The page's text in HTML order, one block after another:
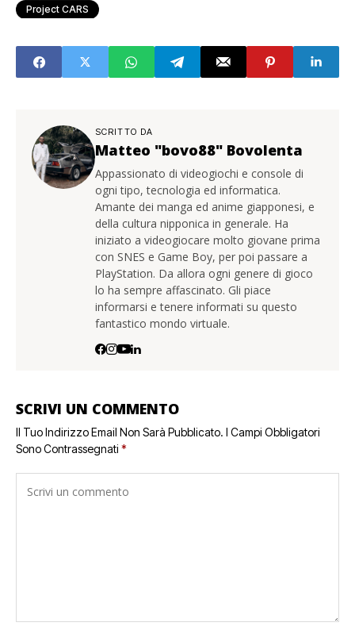
Project CARS
SCRITTO DA
Matteo "bovo88" Bovolenta
Appassionato di videogiochi e console di
ogni tipo, tecnologia ed informatica.
Amante dei manga ed anime giapponesi, e
della cultura nipponica in generale. Ha
iniziato a videogiocare molto giovane prima
con SNES e Game Boy, per poi passare a
PlayStation. Da allora ogni genere di gioco
lo ha sempre affascinato. Gli piace
informarsi e tenere informati su questo
fantastico mondo virtuale.
SCRIVI UN COMMENTO
Il Tuo Indirizzo Email Non Sarà Pubblicato. I Campi Obbligatori
Sono Contrassegnati *